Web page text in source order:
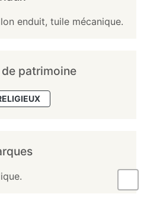
enduit, tuile mécanique.
patrimoine